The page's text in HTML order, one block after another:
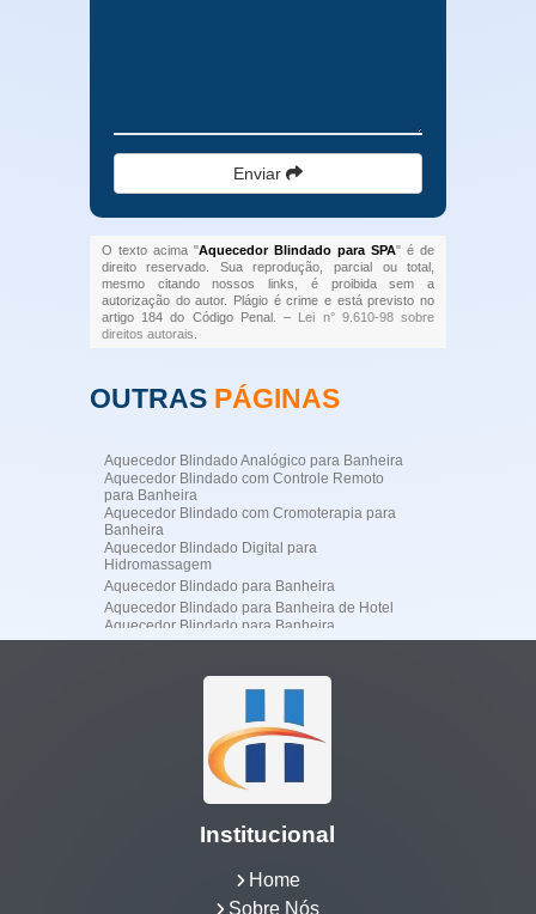
Enviar
O texto acima "Aquecedor Blindado para SPA" é de
direito reservado. Sua reprodução, parcial ou total,
mesmo citando nossos links, é proibida sem a
autorização do autor. Plágio é crime e está previsto no
artigo 184 do Código Penal. –
Lei n° 9.610-98 sobre
direitos autorais
OUTRAS PÁGINAS
Aquecedor Blindado Analógico para Banheira
Aquecedor Blindado com Controle Remoto
para Banheira
Aquecedor Blindado com Cromoterapia para
Banheira
Aquecedor Blindado Digital para
Hidromassagem
Aquecedor Blindado para Banheira
Aquecedor Blindado para Banheira de Hotel
Aquecedor Blindado para Banheira
Profissional
Residencial de Luxo
Aquecedor Blindado para SPA
Aquecedor de Água para Jacuzzi
Aquecedor de Jacuzzi
Aquecedor Digital para Banheira de
Hidromassagem
Aquecedor Elétrico para Banheira
Aquecedor Elétrico para Banheira Jacuzzi
Institucional
Home
Sobre Nós